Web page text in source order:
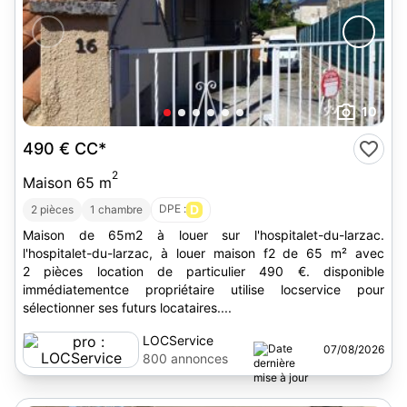
10
490 € CC*
Maison 65 m2
2 pièces 1 chambre DPE : D
Maison de 65m2 à louer sur l'hospitalet-du-larzac.
l'hospitalet-du-larzac, à louer maison f2 de 65 m² avec
2 pièces location de particulier 490 €. disponible
immédiatementce propriétaire utilise locservice pour
sélectionner ses futurs locataires....
LOCService
800 annonces
07/08/2026